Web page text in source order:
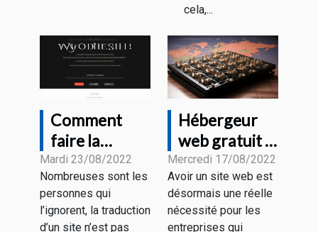
cela,...
Comment
faire la
traduction de
son site
internet ?
Mardi 23/08/2022
Nombreuses sont les
personnes qui
l’ignorent, la traduction
d’un site n’est pas
Hébergeur
web gratuit :
quelques
critères pour
faire un bon
choix
Mercredi 17/08/2022
Avoir un site web est
désormais une réelle
nécessité pour les
entreprises qui